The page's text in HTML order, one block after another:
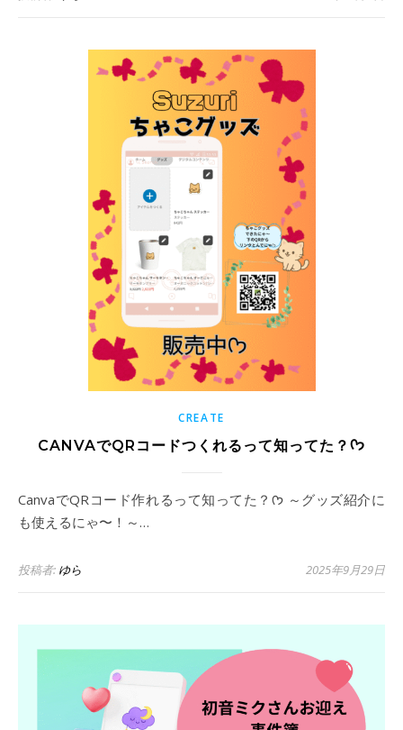
CREATE
CANVAでQRコードつくれるって知ってた？ᡣ𐭩
CanvaでQRコード作れるって知ってた？ᡣ𐭩 ～グッズ紹介に
も使えるにゃ〜！～…
投稿者: ゆら 2025年9月29日